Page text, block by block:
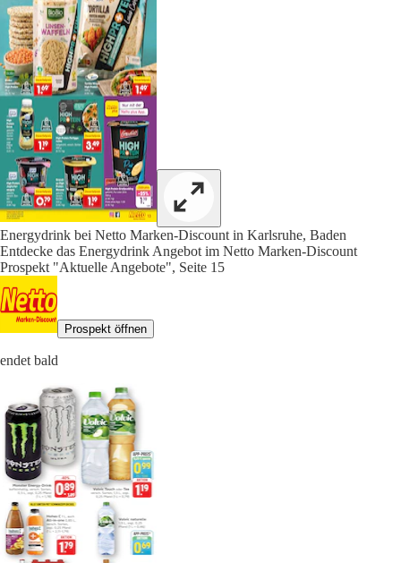
Energydrink bei Netto Marken-Discount in Karlsruhe, Baden
Entdecke das Energydrink Angebot im Netto Marken-Discount
Prospekt "Aktuelle Angebote", Seite 15
Prospekt öffnen
endet bald